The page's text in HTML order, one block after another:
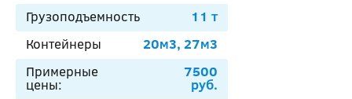
Грузоподъемность
11 т
Контейнеры
20м3, 27м3
Примерные
цены:
7500
руб.